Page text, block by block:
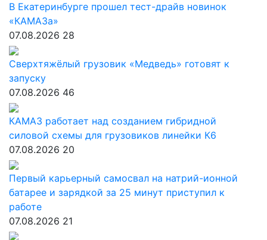
В Екатеринбурге прошел тест-драйв новинок
«КАМАЗа»
07.08.2026 28
Сверхтяжёлый грузовик «Медведь» готовят к
запуску
07.08.2026 46
КАМАЗ работает над созданием гибридной
силовой схемы для грузовиков линейки К6
07.08.2026 20
Первый карьерный самосвал на натрий-ионной
батарее и зарядкой за 25 минут приступил к
работе
07.08.2026 21